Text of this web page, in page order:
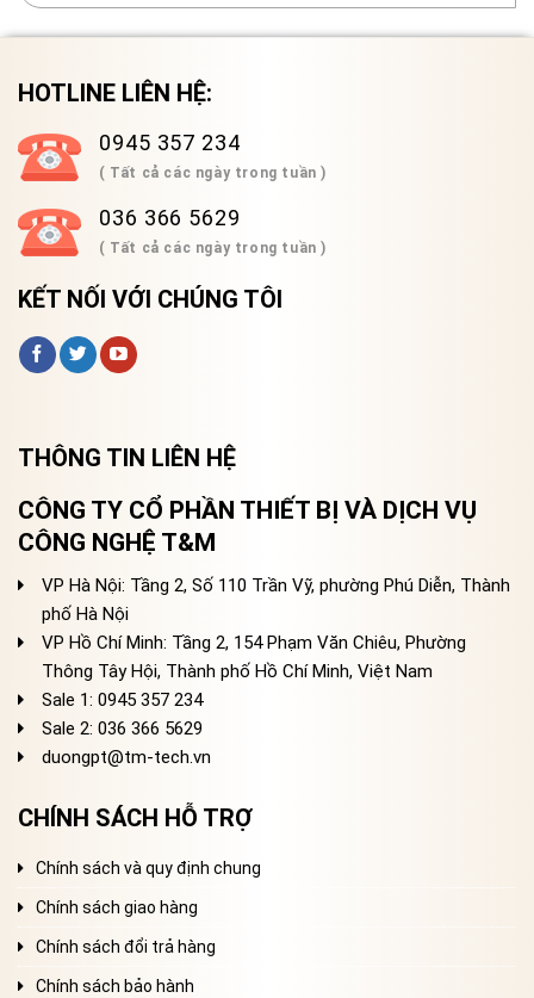
HOTLINE LIÊN HỆ:
0945 357 234
( Tất cả các ngày trong tuần )
036 366 5629
( Tất cả các ngày trong tuần )
KẾT NỐI VỚI CHÚNG TÔI
THÔNG TIN LIÊN HỆ
CÔNG TY CỔ PHẦN THIẾT BỊ VÀ DỊCH VỤ
CÔNG NGHỆ T&M
VP Hà Nội: Tầng 2, Số 110 Trần Vỹ, phường Phú Diễn, Thành
phố Hà Nội
VP Hồ Chí Minh: Tầng 2, 154 Phạm Văn Chiêu, Phường
Thông Tây Hội, Thành phố Hồ Chí Minh, Việt Nam
Sale 1: 0945 357 234
Sale 2: 036 366 5629
duongpt@tm-tech.vn
CHÍNH SÁCH HỖ TRỢ
Chính sách và quy định chung
Chính sách giao hàng
Chính sách đổi trả hàng
Chính sách bảo hành